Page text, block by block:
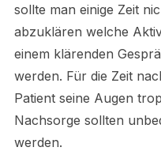
sollte man einige Zeit
abzuklären welche
einem klärenden
werden. Für die Zeit
Patient seine Augen
Nachsorge sollten
werden.